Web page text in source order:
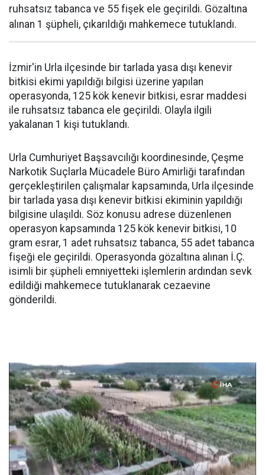
ruhsatsız tabanca ve 55 fişek ele geçirildi. Gözaltına
alınan 1 şüpheli, çıkarıldığı mahkemece tutuklandı.
İzmir'in Urla ilçesinde bir tarlada yasa dışı kenevir
bitkisi ekimi yapıldığı bilgisi üzerine yapılan
operasyonda, 125 kök kenevir bitkisi, esrar maddesi
ile ruhsatsız tabanca ele geçirildi. Olayla ilgili
yakalanan 1 kişi tutuklandı.
Urla Cumhuriyet Başsavcılığı koordinesinde, Çeşme
Narkotik Suçlarla Mücadele Büro Amirliği tarafından
gerçekleştirilen çalışmalar kapsamında, Urla ilçesinde
bir tarlada yasa dışı kenevir bitkisi ekiminin yapıldığı
bilgisine ulaşıldı. Söz konusu adrese düzenlenen
operasyon kapsamında 125 kök kenevir bitkisi, 10
gram esrar, 1 adet ruhsatsız tabanca, 55 adet tabanca
fişeği ele geçirildi. Operasyonda gözaltına alınan İ.Ç.
isimli bir şüpheli emniyetteki işlemlerin ardından sevk
edildiği mahkemece tutuklanarak cezaevine
gönderildi.